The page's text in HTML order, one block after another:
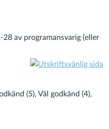
av programansvarig (eller
(5), Väl godkänd (4),